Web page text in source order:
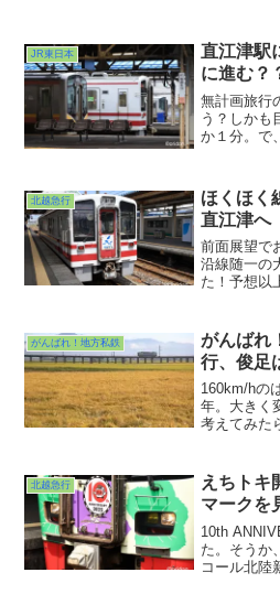
JR東日本
直江津駅
に進む？
無計画旅行
う？しかも
か１分。で
した。確か
とがなかっ
特急北越に
っ）ここか
北越急行
ほくほく
直江津へ
前面展望で
沿線随一の
た！予想以
っていたら
車がある。
ちゃんから
んまで。
がんばれ！地方私鉄
がんばれ
行、俊足
160km/hの
年。大きく
考えてみた
たいと思っ
北越急行
えちトキ
マークを
10th
た。そうか
コール北陸